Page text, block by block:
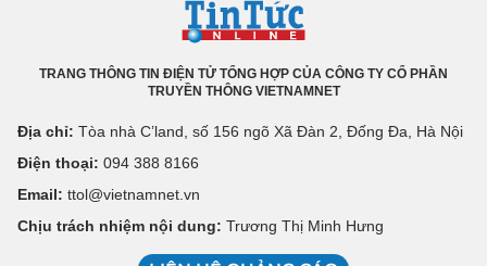
TRANG THÔNG TIN ĐIỆN TỬ TỔNG HỢP CỦA CÔNG TY CỔ PHẦN
TRUYỀN THÔNG VIETNAMNET
Địa chỉ: Tòa nhà C’land, số 156 ngõ Xã Đàn 2, Đống Đa, Hà Nội
Điện thoại: 094 388 8166
Email: ttol@vietnamnet.vn
Chịu trách nhiệm nội dung: Trương Thị Minh Hưng